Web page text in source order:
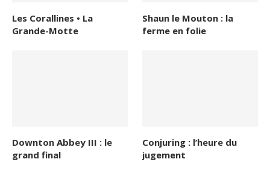
Les Corallines • La
Grande-Motte
Shaun le Mouton : la
ferme en folie
Downton Abbey III : le
grand final
Conjuring : l’heure du
jugement